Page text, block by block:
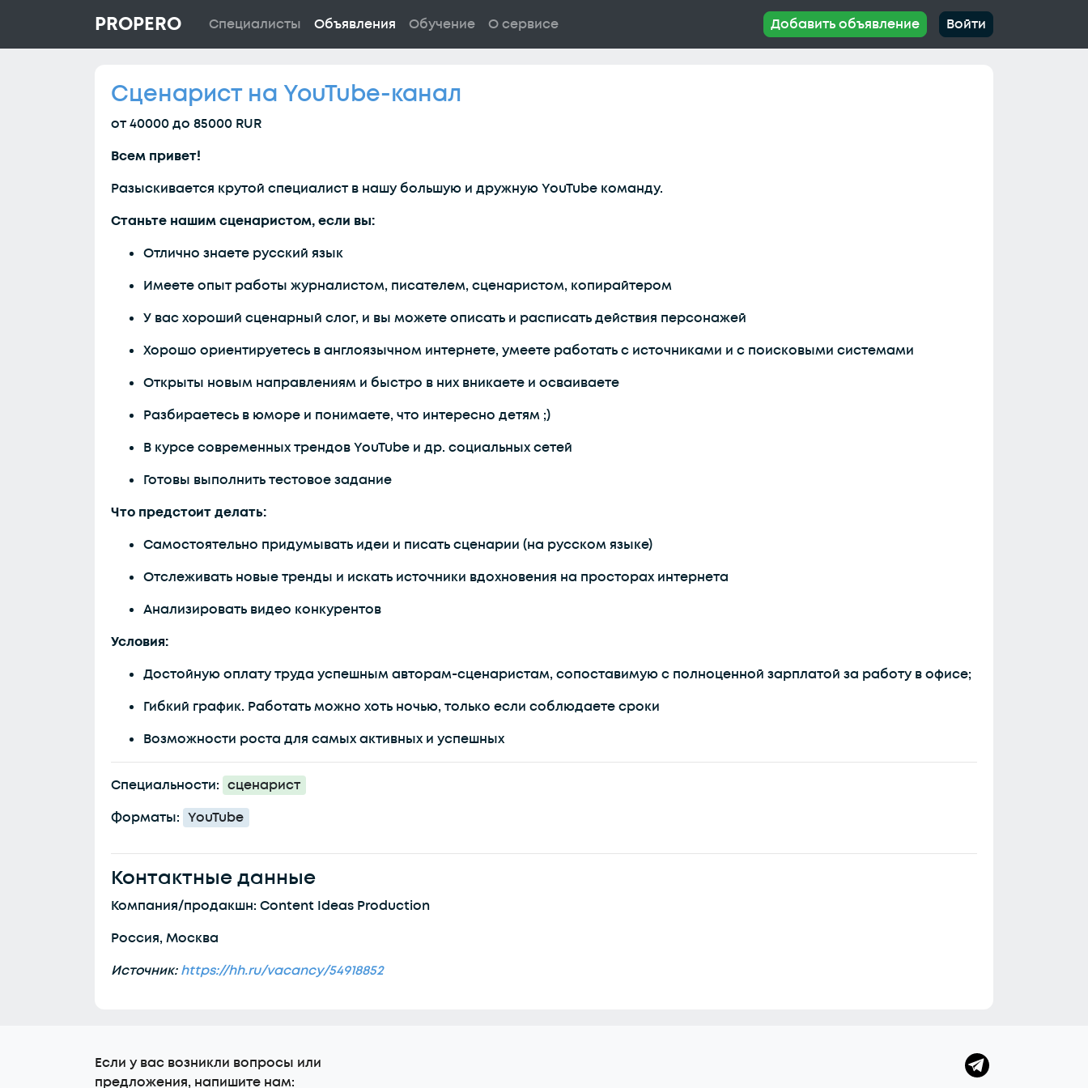
PROPERO Специалисты Объявления Обучение О сервисе Добавить объявление Войти
Сценарист на YouTube-канал
от 40000 до 85000 RUR
Всем привет!
Разыскивается крутой специалист в нашу большую и дружную YouTube команду.
Станьте нашим сценаристом, если вы:
Отлично знаете русский язык
Имеете опыт работы журналистом, писателем, сценаристом, копирайтером
У вас хороший сценарный слог, и вы можете описать и расписать действия персонажей
Хорошо ориентируетесь в англоязычном интернете, умеете работать с источниками и с поисковыми системами
Открыты новым направлениям и быстро в них вникаете и осваиваете
Разбираетесь в юморе и понимаете, что интересно детям ;)
В курсе современных трендов YouTube и др. социальных сетей
Готовы выполнить тестовое задание
Что предстоит делать:
Самостоятельно придумывать идеи и писать сценарии (на русском языке)
Отслеживать новые тренды и искать источники вдохновения на просторах интернета
Анализировать видео конкурентов
Условия:
Достойную оплату труда успешным авторам-сценаристам, сопоставимую с полноценной зарплатой за работу в офисе;
Гибкий график. Работать можно хоть ночью, только если соблюдаете сроки
Возможности роста для самых активных и успешных
Специальности: сценарист
Форматы: YouTube
Контактные данные
Компания/продакшн: Content Ideas Production
Россия, Москва
Источник:https://hh.ru/vacancy/54918852
Еcли у вас возникли вопросы или
предложения, напишите нам: